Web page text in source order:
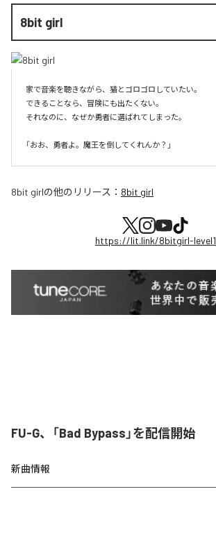
8bit girl
家で音楽を聴きながら、猫とゴロゴロしていたい。
できることなら、冒険にも出たくない。
それなのに、なぜか勇者に選ばれてしまった。
8bit girlの他のリリース： 8bit girl
https://lit.link/8bitgirl-level1
FU-G、「Bad Bypass」を配信開始
新曲情報